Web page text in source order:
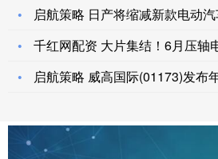
启航策略 日产将缩减新款电动
千红网配资 大片集结！6月压轴
启航策略 威高国际(01173)发布